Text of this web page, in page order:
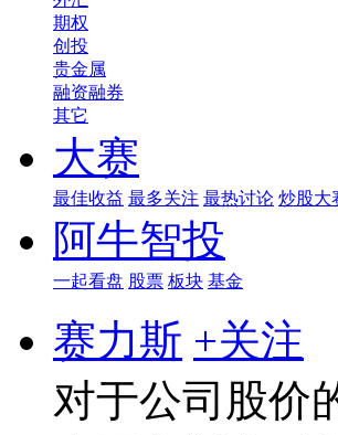
期权
创投
贵金属
融资融券
其它
大赛
最佳收益 最多关注 最热讨论 炒股大
阿牛智投
一起看盘 股票 板块 基金
赛力斯 +关注
对于公司股价